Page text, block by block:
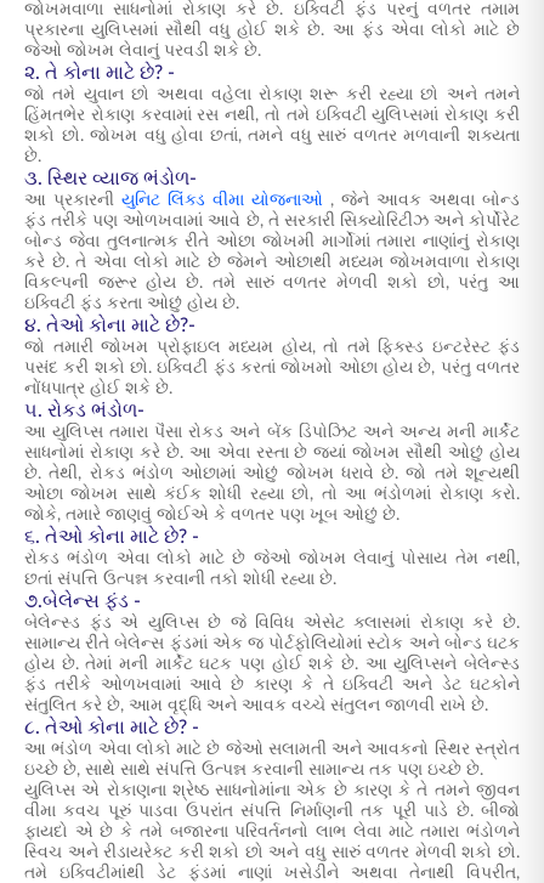
જોખમવાળા સાધનોમાં રોકાણ કરે છે. ઇક્વિટી ફંડ પરનું વળતર તમામ
પ્રકારના યુલિપ્સમાં સૌથી વધુ હોઈ શકે છે. આ ફંડ એવા લોકો માટે છે
જેઓ જોખમ લેવાનું પરવડી શકે છે.
૨. તે કોના માટે છે? -
જો તમે યુવાન છો અથવા વહેલા રોકાણ શરૂ કરી રહ્યા છો અને તમને
હિંમતભેર રોકાણ કરવામાં રસ નથી, તો તમે ઇક્વિટી યુલિપ્સમાં રોકાણ કરી
શકો છો. જોખમ વધુ હોવા છતાં, તમને વધુ સારું વળતર મળવાની શક્યતા
છે.
૩. સ્થિર વ્યાજ ભંડોળ-
આ પ્રકારની યુનિટ લિંક્ડ વીમા યોજનાઓ , જેને આવક અથવા બોન્ડ
ફંડ તરીકે પણ ઓળખવામાં આવે છે, તે સરકારી સિક્યોરિટીઝ અને કોર્પોરેટ
બોન્ડ જેવા તુલનાત્મક રીતે ઓછા જોખમી માર્ગોમાં તમારા નાણાંનું રોકાણ
કરે છે. તે એવા લોકો માટે છે જેમને ઓછાથી મધ્યમ જોખમવાળા રોકાણ
વિકલ્પની જરૂર હોય છે. તમે સારું વળતર મેળવી શકો છો, પરંતુ આ
ઇક્વિટી ફંડ કરતા ઓછું હોય છે.
૪. તેઓ કોના માટે છે?-
જો તમારી જોખમ પ્રોફાઇલ મધ્યમ હોય, તો તમે ફિક્સ્ડ ઇન્ટરેસ્ટ ફંડ
પસંદ કરી શકો છો. ઇક્વિટી ફંડ કરતાં જોખમો ઓછા હોય છે, પરંતુ વળતર
નોંધપાત્ર હોઈ શકે છે.
૫. રોકડ ભંડોળ-
આ યુલિપ્સ તમારા પૈસા રોકડ અને બેંક ડિપોઝિટ અને અન્ય મની માર્કેટ
સાધનોમાં રોકાણ કરે છે. આ એવા રસ્તા છે જ્યાં જોખમ સૌથી ઓછું હોય
છે. તેથી, રોકડ ભંડોળ ઓછામાં ઓછું જોખમ ધરાવે છે. જો તમે શૂન્યથી
ઓછા જોખમ સાથે કંઈક શોધી રહ્યા છો, તો આ ભંડોળમાં રોકાણ કરો.
જોકે, તમારે જાણવું જોઈએ કે વળતર પણ ખૂબ ઓછું છે.
૬. તેઓ કોના માટે છે? -
રોકડ ભંડોળ એવા લોકો માટે છે જેઓ જોખમ લેવાનું પોસાય તેમ નથી,
છતાં સંપત્તિ ઉત્પન્ન કરવાની તકો શોધી રહ્યા છે.
૭.બેલેન્સ ફંડ -
બેલેન્સ્ડ ફંડ એ યુલિપ્સ છે જે વિવિધ એસેટ ક્લાસમાં રોકાણ કરે છે.
સામાન્ય રીતે બેલેન્સ ફંડમાં એક જ પોર્ટફોલિયોમાં સ્ટોક અને બોન્ડ ઘટક
હોય છે. તેમાં મની માર્કેટ ઘટક પણ હોઈ શકે છે. આ યુલિપ્સને બેલેન્સ્ડ
ફંડ તરીકે ઓળખવામાં આવે છે કારણ કે તે ઇક્વિટી અને ડેટ ઘટકોને
સંતુલિત કરે છે, આમ વૃદ્ધિ અને આવક વચ્ચે સંતુલન જાળવી રાખે છે.
૮. તેઓ કોના માટે છે? -
આ ભંડોળ એવા લોકો માટે છે જેઓ સલામતી અને આવકનો સ્થિર સ્ત્રોત
ઇચ્છે છે, સાથે સાથે સંપત્તિ ઉત્પન્ન કરવાની સામાન્ય તક પણ ઇચ્છે છે.
યુલિપ્સ એ રોકાણના શ્રેષ્ઠ સાધનોમાંના એક છે કારણ કે તે તમને જીવન
વીમા કવચ પૂરું પાડવા ઉપરાંત સંપત્તિ નિર્માણની તક પૂરી પાડે છે. બીજો
ફાયદો એ છે કે તમે બજારના પરિવર્તનનો લાભ લેવા માટે તમારા ભંડોળને
સ્વિચ અને રીડાયરેક્ટ કરી શકો છો અને વધુ સારું વળતર મેળવી શકો છો.
તમે ઇક્વિટીમાંથી ડેટ ફંડમાં નાણાં ખસેડીને અથવા તેનાથી વિપરીત,